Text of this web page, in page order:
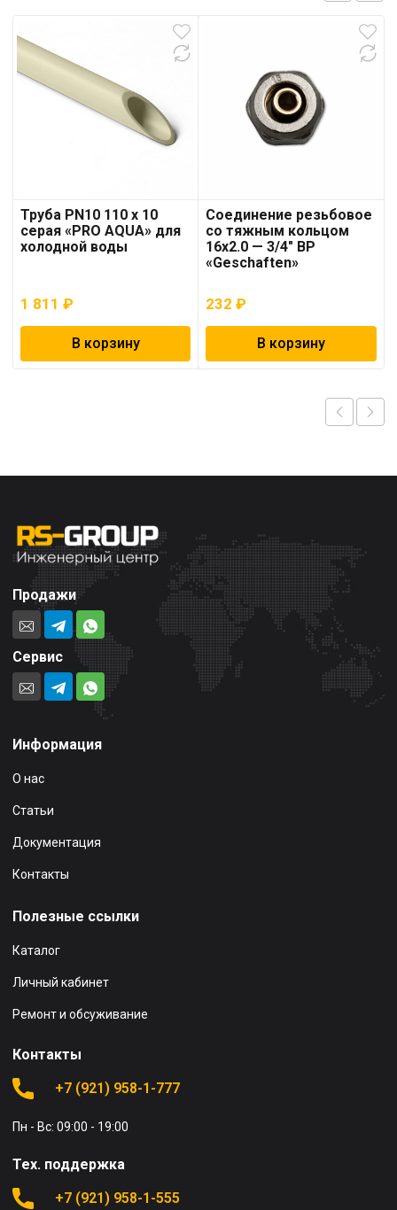
Труба PN10 110 x 10
серая «PRO AQUA» для
холодной воды
1 811 ₽
В корзину
Соединение резьбовое
со тяжным кольцом
16х2.0 — 3/4″ ВР
«Geschaften»
232₽
В корзину
Продажи
Сервис
Информация
О нас
Статьи
Документация
Контакты
Полезные ссылки
Каталог
Личный кабинет
Ремонт и обсуживание
Контакты
+7 (921) 958-1-777
Пн - Вс: 09:00 - 19:00
Тех. поддержка
+7 (921) 958-1-555